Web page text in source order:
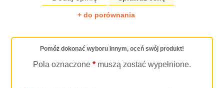
+ do porównania
Pomóż dokonać wyboru innym, oceń swój produkt!
Pola oznaczone * muszą zostać wypełnione.